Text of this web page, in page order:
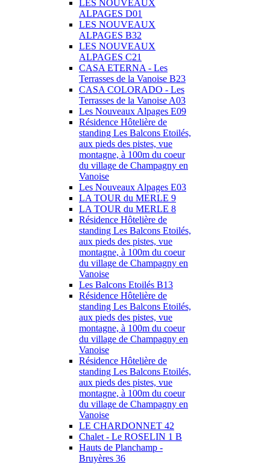
LES NOUVEAUX
ALPAGES D01
LES NOUVEAUX
ALPAGES B32
LES NOUVEAUX
ALPAGES C21
CASA ETERNA - Les
Terrasses de la Vanoise B23
CASA COLORADO - Les
Terrasses de la Vanoise A03
Les Nouveaux Alpages E09
Résidence Hôtelière de
standing Les Balcons Etoilés,
aux pieds des pistes, vue
montagne, à 100m du coeur
du village de Champagny en
Vanoise
Les Nouveaux Alpages E03
LA TOUR du MERLE 9
LA TOUR du MERLE 8
Résidence Hôtelière de
standing Les Balcons Etoilés,
aux pieds des pistes, vue
montagne, à 100m du coeur
du village de Champagny en
Vanoise
Les Balcons Etoilés B13
Résidence Hôtelière de
standing Les Balcons Etoilés,
aux pieds des pistes, vue
montagne, à 100m du coeur
du village de Champagny en
Vanoise
Résidence Hôtelière de
standing Les Balcons Etoilés,
aux pieds des pistes, vue
montagne, à 100m du coeur
du village de Champagny en
Vanoise
LE CHARDONNET 42
Chalet - Le ROSELIN 1 B
Hauts de Planchamp -
Bruyères 36